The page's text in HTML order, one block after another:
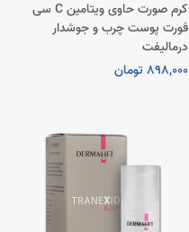
کرم صورت حاوی ویتامین C سی
فورت پوست چرب و جوشدار
درمالیفت
898,000 تومان